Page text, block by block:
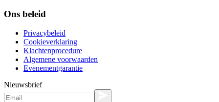
Ons beleid
Privacybeleid
Cookieverklaring
Klachtenprocedure
Algemene voorwaarden
Evenementgarantie
Nieuwsbrief